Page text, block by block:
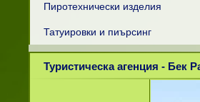
Пиротехнически изделия
Татуировки и пиърсинг
Туристическа агенция - Бек